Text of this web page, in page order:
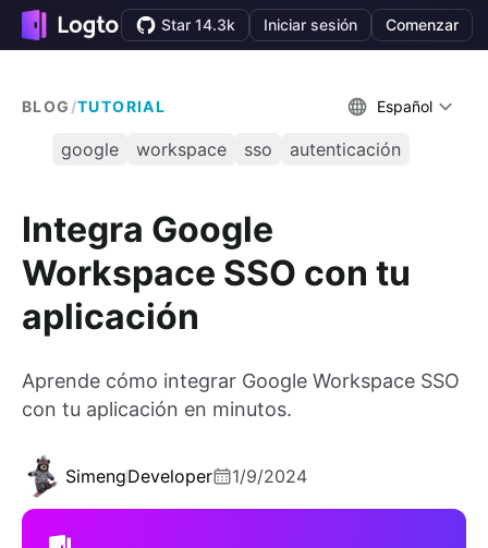
Star 14.3k Iniciar sesión Comenzar
BLOG /TUTORIAL Español
google workspace sso autenticación
Integra Google
Workspace SSO con tu
aplicación
Aprende cómo integrar Google Workspace SSO
con tu aplicación en minutos.
SimengDeveloper 1/9/2024